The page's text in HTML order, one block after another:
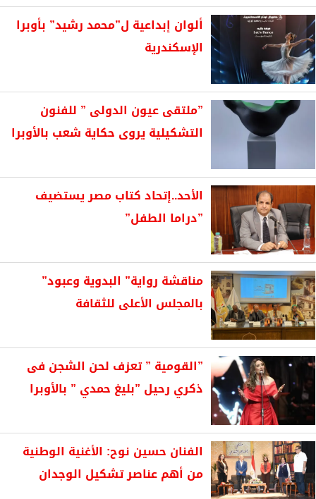
ألوان إبداعية ل”محمد رشيد” بأوبرا
الإسكندرية
”ملتقى عيون الدولى ” للفنون
التشكيلية يروى حكاية شعب بالأوبرا
الأحد..إتحاد كتاب مصر يستضيف
”دراما الطفل”
مناقشة رواية” البدوية وعبود”
بالمجلس الأعلى للثقافة
”القومية ” تعزف لحن الشجن فى
ذكري رحيل ”بليغ حمدي ” بالأوبرا
الفنان حسين نوح: الأغنية الوطنية
من أهم عناصر تشكيل الوجدان